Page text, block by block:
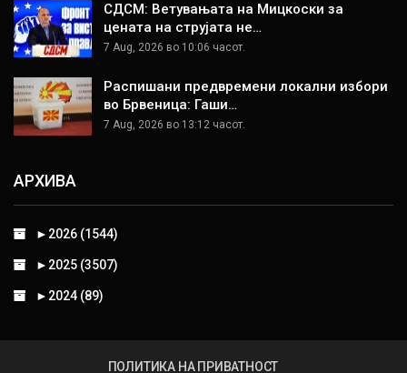
СДСМ: Ветувањата на Мицкоски за
цената на струјата не…
7 Aug, 2026 во 10:06 часот.
Распишани предвремени локални избори
во Брвеница: Гаши…
7 Aug, 2026 во 13:12 часот.
АРХИВА
► 2026 (1544)
► 2025 (3507)
► 2024 (89)
ПОЛИТИКА НА ПРИВАТНОСТ